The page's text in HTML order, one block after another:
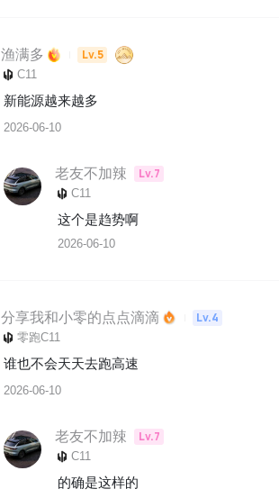
渔满多 Lv.5
C11
新能源越来越多
2026-06-10
老友不加辣 Lv.7
C11
这个是趋势啊
2026-06-10
分享我和小零的点点滴滴 Lv.4
零跑C11
谁也不会天天去跑高速
2026-06-10
老友不加辣 Lv.7
C11
的确是这样的